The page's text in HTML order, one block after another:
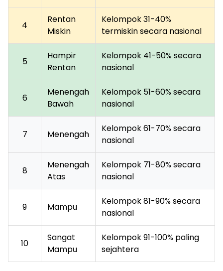
4
Rentan
Miskin
Kelompok 31-40%
termiskin secara nasional
5
Hampir
Rentan
Kelompok 41-50% secara
nasional
6
Menengah
Bawah
Kelompok 51-60% secara
nasional
7 Menengah
Kelompok 61-70% secara
nasional
8
Menengah
Atas
Kelompok 71-80% secara
nasional
9 Mampu
Kelompok 81-90% secara
nasional
10
Sangat
Mampu
Kelompok 91-100% paling
sejahtera